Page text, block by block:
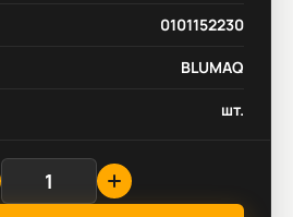
0101152230
BLUMAQ
шт.